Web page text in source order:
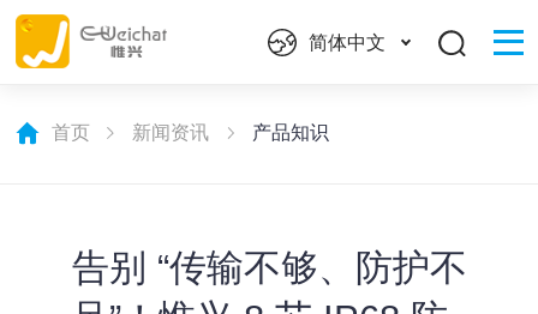
简体中文
首页 新闻资讯 产品知识
告别 “传输不够、防护不